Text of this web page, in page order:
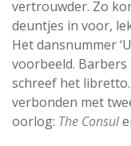
vertrouwder. Zo
deuntjes in voor,
Het dansnummer
voorbeeld.
schreef het
verbonden met
oorlog: The Consul